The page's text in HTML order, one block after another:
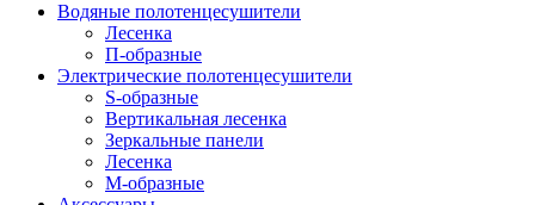
Водяные полотенцесушители
Лесенка
П-образные
Электрические полотенцесушители
S-образные
Вертикальная лесенка
Зеркальные панели
Лесенка
М-образные